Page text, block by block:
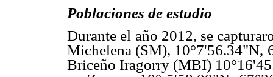
Poblaciones de estudio
Durante el año 2012, se
Michelena (SM), 10°7'56.34"N,
Briceño Iragorry (MBI)